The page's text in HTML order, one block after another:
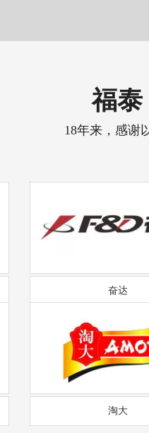
福泰
18年来，感谢
奋达
淘大